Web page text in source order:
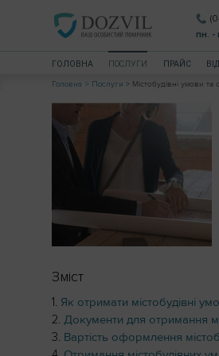
пн. -
ГОЛОВНА ПОСЛУГИ ПРАЙС
Головна Послуги Містобудівні умови
Зміст
Як отримати містобудівні
Документи для отримання
Вартість оформлення